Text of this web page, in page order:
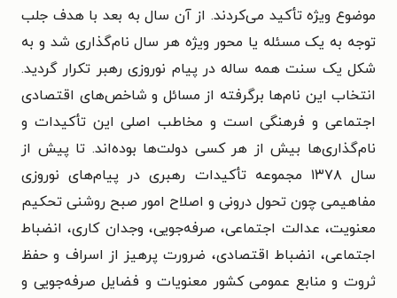
موضوع ویژه تأکید می‌کردند. از آن سال به بعد با هدف جلب
توجه به یک مسئله یا محور ویژه هر سال نام‌گذاری شد و به
شکل یک سنت همه ساله در پیام نوروزی رهبر تکرار گردید.
انتخاب این نام‌ها برگرفته از مسائل و شاخص‌های اقتصادی
اجتماعی و فرهنگی است و مخاطب اصلی این تأکیدات و
نام‌گذاری‌ها بیش از هر کسی دولت‌ها بوده‌اند. تا پیش از
سال ۱۳۷۸ مجموعه تأکیدات رهبری در پیام‌های نوروزی
مفاهیمی چون تحول درونی و اصلاح امور صبح روشنی تحکیم
معنویت، عدالت اجتماعی، صرفه‌جویی، وجدان کاری، انضباط
اجتماعی، انضباط اقتصادی، ضرورت پرهیز از اسراف و حفظ
ثروت و منابع عمومی کشور معنویات و فضایل صرفه‌جویی و